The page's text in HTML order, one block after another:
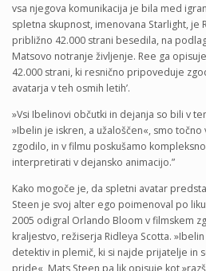
vsa njegova komunikacija je bila med
spletna skupnost, imenovana Starlight, je
približno 42.000 strani besedila, na
Matsovo notranje življenje. Ree ga
42.000 strani, ki resnično pripoveduje
avatarja v teh osmih letih’.
»Vsi Ibelinovi občutki in dejanja so bili v
»Ibelin je iskren, a užaloščen«, smo
zgodilo, in v filmu poskušamo
interpretirati v dejansko animacijo.”
Kako mogoče je, da spletni avatar
Steen je svoj alter ego poimenoval po
2005 odigral Orlando Bloom v filmskem
kraljestvo, režiserja Ridleya Scotta.
detektiv in plemič, ki si najde prijatelje in
pride«, Mats Steen pa lik opisuje kot